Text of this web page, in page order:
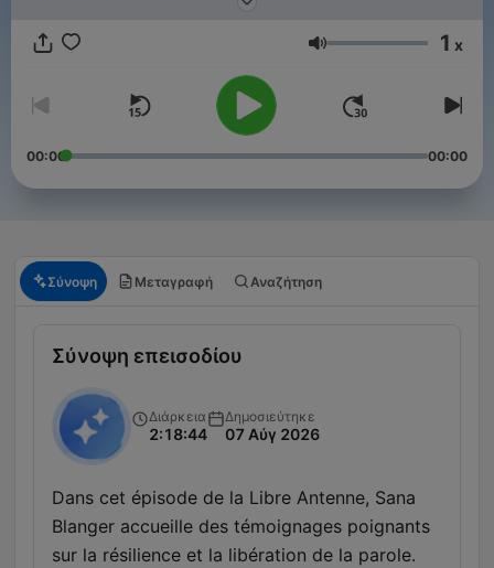
Ένταση 1 x
00:00 00:00
Σύνοψη Μεταγραφή Αναζήτηση
Σύνοψη επεισοδίου
Διάρκεια
2:18:44
Δημοσιεύτηκε
07 Αύγ 2026
Dans cet épisode de la Libre Antenne, Sana
Blanger accueille des témoignages poignants
sur la résilience et la libération de la parole.